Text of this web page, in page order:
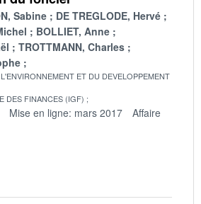
Sabine
DE TREGLODE, Hervé
BOLLIET, Anne
TROTTMANN, Charles
ET DU DEVELOPPEMENT
DES FINANCES (IGF)
Mise en ligne: mars 2017
Affaire